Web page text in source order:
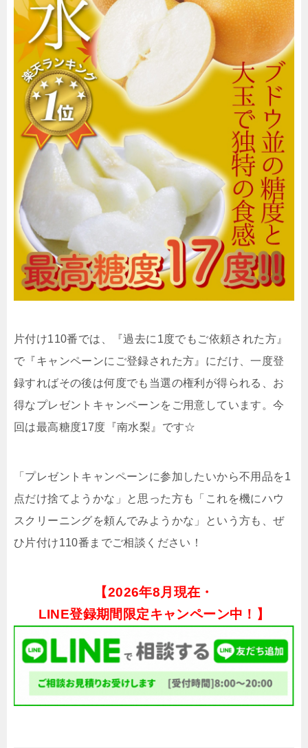
片付け110番では、『過去に1度でもご依頼された方』
で『キャンペーンにご登録された方』にだけ、一度登
録すればその後は何度でも当選の権利が得られる、お
得なプレゼントキャンペーンをご用意しています。今
回は最高糖度17度『南水梨』です☆
「プレゼントキャンペーンに参加したいから不用品を1
点だけ捨てようかな」と思った方も「これを機にハウ
スクリーニングを頼んでみようかな」という方も、ぜ
ひ片付け110番までご相談ください！
【2026年8月現在・
LINE登録期間限定キャンペーン中！】